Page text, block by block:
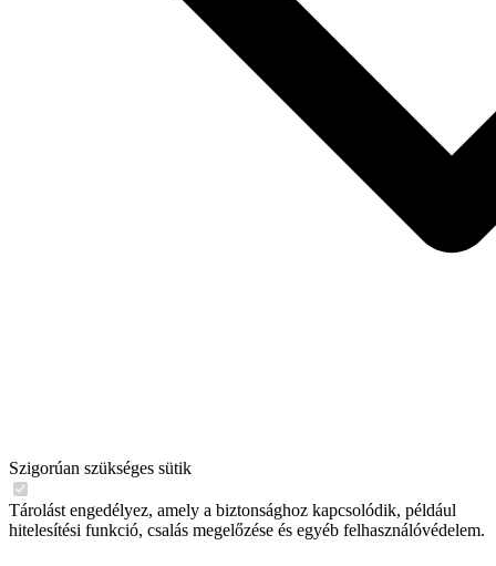
Szigorúan szükséges sütik
Tárolást engedélyez, amely a biztonsághoz kapcsolódik, például
hitelesítési funkció, csalás megelőzése és egyéb felhasználóvédelem.